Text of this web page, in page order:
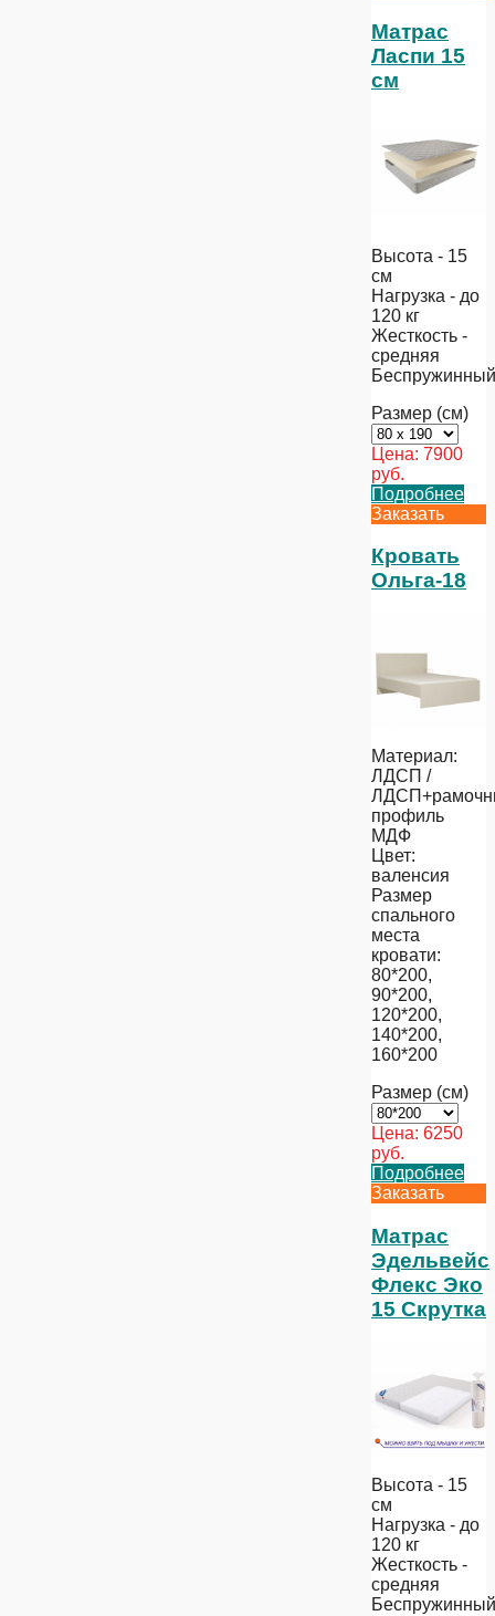
Матрас
Ласпи 15
см
Высота - 15
см
Нагрузка - до
120 кг
Жесткость -
средняя
Беспружинный
Размер (см)
Цена: 7900
руб.
Подробнее
Заказать
Кровать
Ольга-18
Материал:
ЛДСП /
профиль
МДФ
Цвет:
валенсия
Размер
спального
места
кровати:
80*200,
90*200,
120*200,
140*200,
160*200
Размер (см)
Цена: 6250
руб.
Подробнее
Заказать
Матрас
Эдельвейс
Флекс Эко
15 Скрутка
Высота - 15
см
Нагрузка - до
120 кг
Жесткость -
средняя
Беспружинный